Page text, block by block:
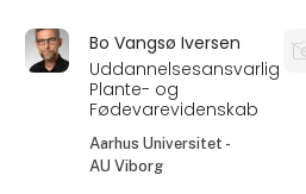
Bo Vangsø Iversen
Uddannelsesansvarlig
Plante- og
Fødevarevidenskab
Aarhus Universitet -
AU Viborg